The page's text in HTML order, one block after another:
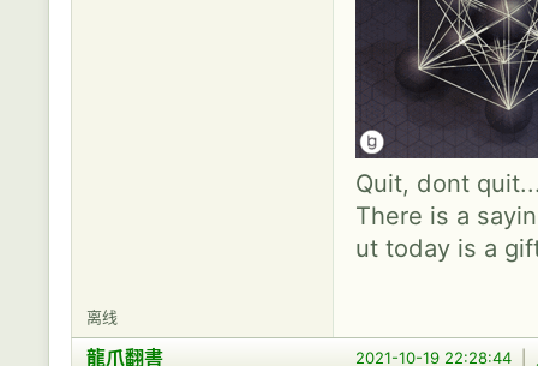
Quit, dont
There is a
ut today is a
离线
2021-10-19 22:28:44
龍爪翻書